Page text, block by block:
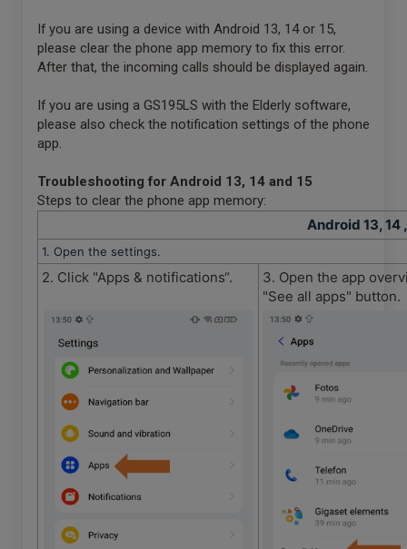
If you are using a device with Android 13, 14 or 15,
please clear the phone app memory to fix this error.
After that, the incoming calls should be displayed again.
If you are using a GS195LS with the Elderly software,
please also check the notification settings of the phone
app.
Troubleshooting for Android 13, 14 and 15
Steps to clear the phone app memory:
Android 13, 14
1. Open the settings.
2. Click "Apps & notifications“.
3. Open the app
"See all apps" button.